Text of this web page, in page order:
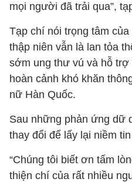
mọi người đã trải qua”,
Tạp chí nói trọng tâm
thập niên vẫn là lan tỏa
sớm ung thư vú và hỗ
hoàn cảnh khó khăn
nữ Hàn Quốc.
Sau những phản ứng dữ
thay đổi để lấy lại niềm
“Chúng tôi biết ơn tấm
thiện chí của rất nhiều